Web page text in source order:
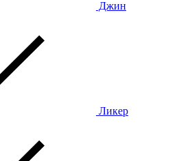
Джин
Ликер